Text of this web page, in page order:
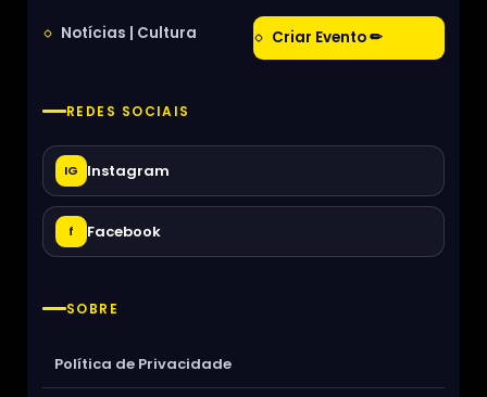
Notícias | Cultura Criar Evento ✏
REDES SOCIAIS
IG Instagram
f Facebook
SOBRE
Política de Privacidade